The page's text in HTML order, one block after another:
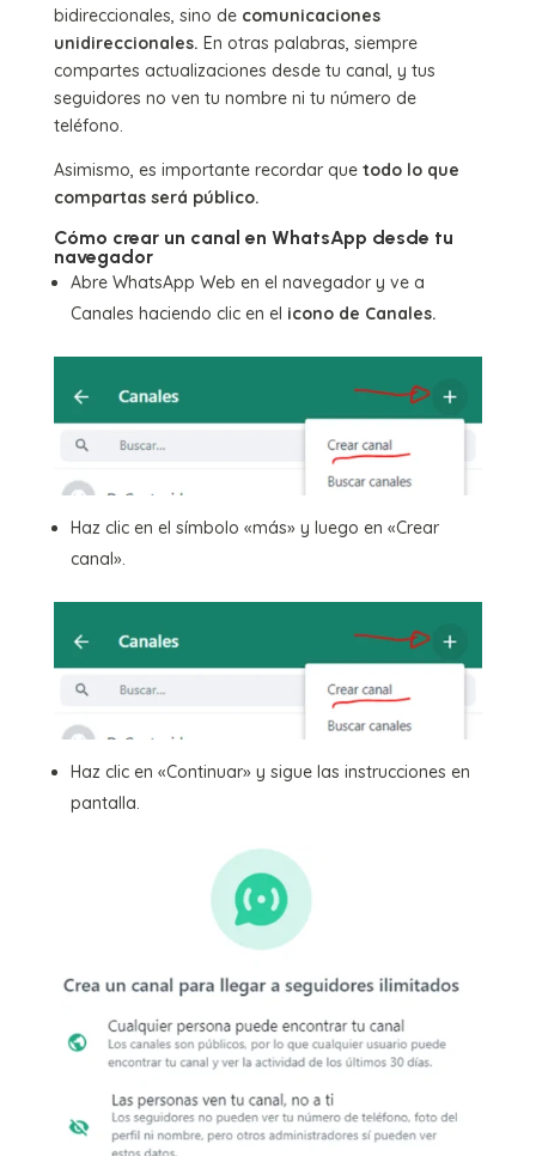
bidireccionales, sino de comunicaciones
unidireccionales. En otras palabras, siempre
compartes actualizaciones desde tu canal, y tus
seguidores no ven tu nombre ni tu número de
teléfono.
Asimismo, es importante recordar quetodo lo que
compartas será público.
Cómo crear un canal en WhatsApp desde tu
navegador
Abre WhatsApp Web en el navegador y ve a
Canales haciendo clic en el icono de Canales.
Haz clic en el símbolo «más» y luego en «Crear
canal».
Haz clic en «Continuar» y sigue las instrucciones en
pantalla.